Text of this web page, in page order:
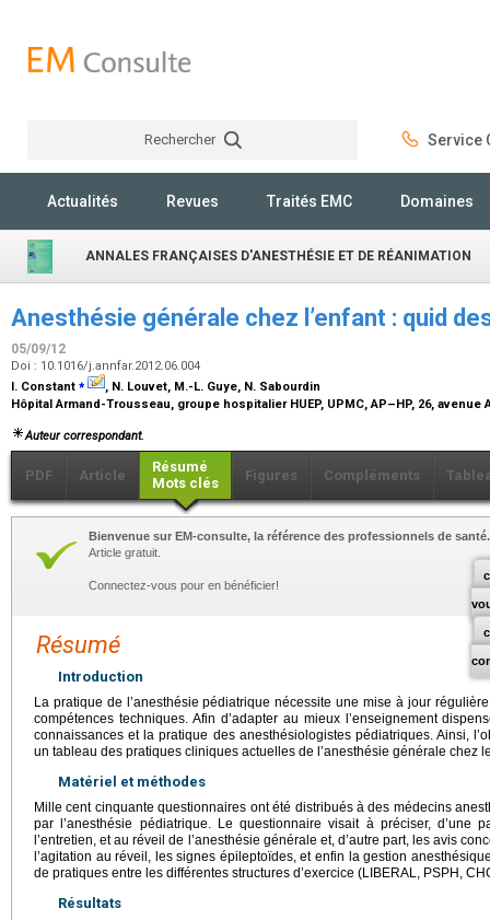
Rechercher Service
Actualités Revues Traités EMC Domaines
ANNALES FRANÇAISES D'ANESTHÉSIE ET DE RÉANIMATION
Anesthésie générale chez l’enfant : quid
05/09/12
Doi : 10.1016/j.annfar.2012.06.004
I. Constant ⁎
, N. Louvet, M.-L. Guye, N. Sabourdin
Hôpital Armand-Trousseau, groupe hospitalier HUEP, UPMC, AP–HP, 26,
Auteur correspondant.
PDF Article
Résumé
Mots clés
Figures Compléments
Bienvenue sur EM-consulte, la référence des professionnels de santé.
Article gratuit.
Connectez-vous pour en bénéficier!
Résumé
Introduction
La pratique de l’anesthésie pédiatrique nécessite une mise à jour
compétences techniques. Afin d’adapter au mieux l’enseignement
connaissances et la pratique des anesthésiologistes pédiatriques. Ainsi,
un tableau des pratiques cliniques actuelles de l’anesthésie générale chez
Matériel et méthodes
Mille cent cinquante questionnaires ont été distribués à des médecins
par l’anesthésie pédiatrique. Le questionnaire visait à préciser, d’une
l’entretien, et au réveil de l’anesthésie générale et, d’autre part, les avis
l’agitation au réveil, les signes épileptoïdes, et enfin la gestion
de pratiques entre les différentes structures d’exercice (LIBERAL, PSPH,
Résultats